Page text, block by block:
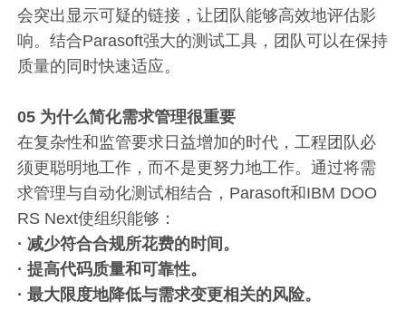
会突出显示可疑的链接，让团队能够高效地评估影
响。结合Parasoft强大的测试工具，团队可以在保持
质量的同时快速适应。
05 为什么简化需求管理很重要
在复杂性和监管要求日益增加的时代，工程团队必
须更聪明地工作，而不是更努力地工作。通过将需
求管理与自动化测试相结合，Parasoft和IBM DOO
RS Next使组织能够：
· 减少符合合规所花费的时间。
· 提高代码质量和可靠性。
· 最大限度地降低与需求变更相关的风险。